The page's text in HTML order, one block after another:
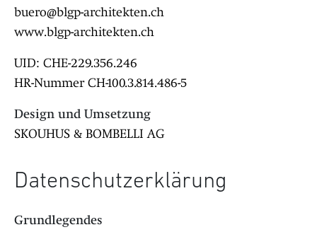
buero@blgp-architekten.ch
www.blgp-architekten.ch
UID: CHE-229.356.246
HR-Nummer CH-100.3.814.486-5
Design und Umsetzung
SKOUHUS & BOMBELLI AG
Datenschutzerklärung
Grundlegendes